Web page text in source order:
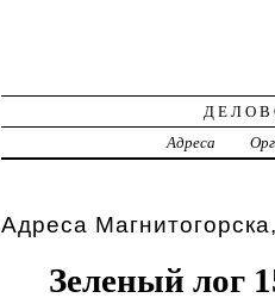
Адреса
Адреса
Зеленый лог